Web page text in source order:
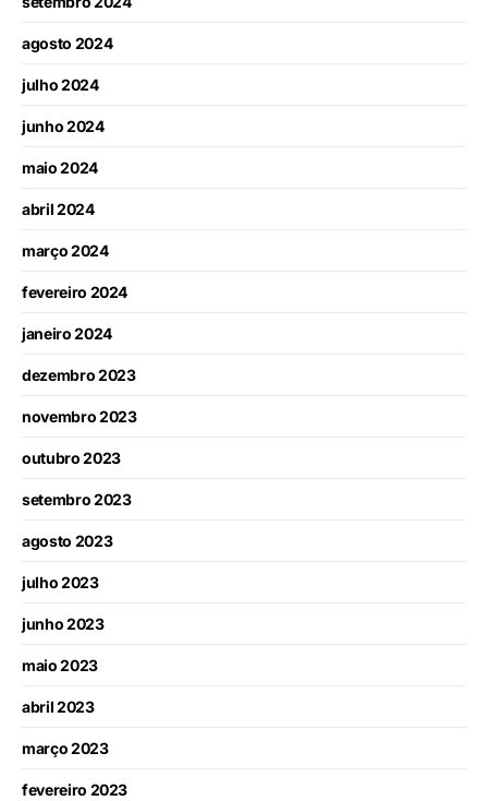
agosto 2024
julho 2024
junho 2024
maio 2024
abril 2024
março 2024
fevereiro 2024
janeiro 2024
dezembro 2023
novembro 2023
outubro 2023
setembro 2023
agosto 2023
julho 2023
junho 2023
maio 2023
abril 2023
março 2023
fevereiro 2023